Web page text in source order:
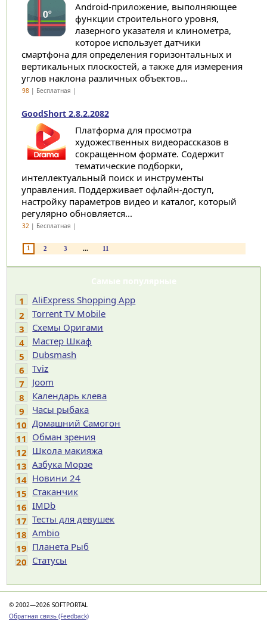
Android-приложение, выполняющее
функции строительного уровня,
лазерного указателя и клинометра,
которое использует датчики
смартфона для определения горизонтальных и
вертикальных плоскостей, а также для измерения
углов наклона различных объектов...
98| Бесплатная |
GoodShort 2.8.2.2082
Платформа для просмотра
художественных видеорассказов в
сокращенном формате. Содержит
тематические подборки,
интеллектуальный поиск и инструменты
управления. Поддерживает офлайн-доступ,
настройку параметров видео и каталог, который
регулярно обновляется...
32| Бесплатная |
1 2 3 ... 11
Самые популярные
1
AliExpress Shopping App
2
Torrent TV Mobile
3
Cхемы Оригами
4
Мастер Шкаф
5
Dubsmash
6
Tviz
7
Joom
8
Календарь клева
9
Часы рыбака
10 Домашний Самогон
11 Обман зрения
12 Школа макияжа
13 Азбука Морзе
14 Новини 24
15 Cтаканчик
16 IMDb
17 Тесты для девушек
18 Ambio
19 Планета Рыб
20 Статусы
© 2002—2026 SOFTPORTAL
Обратная связь (Feedback)